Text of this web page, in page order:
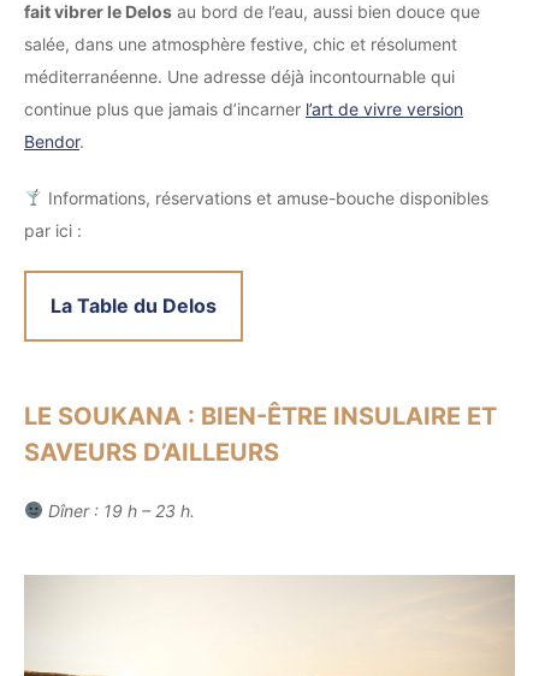
fait vibrer le Delos au bord de l’eau, aussi bien douce que
salée, dans une atmosphère festive, chic et résolument
méditerranéenne. Une adresse déjà incontournable qui
continue plus que jamais d’incarner l’art de vivre version
Bendor.
Informations, réservations et amuse-bouche disponibles
par ici :
La Table du Delos
LE SOUKANA : BIEN-ÊTRE INSULAIRE ET
SAVEURS D’AILLEURS
Dîner : 19 h – 23 h.